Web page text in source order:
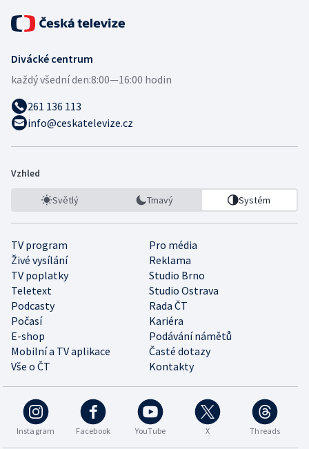
Divácké centrum
každý všední den:8:00—16:00 hodin
261 136 113
info@ceskatelevize.cz
Vzhled
Světlý Tmavý Systém
TV program
Pro média
Živé vysílání
Reklama
TV poplatky
Studio Brno
Teletext
Studio Ostrava
Podcasty
Rada ČT
Počasí
Kariéra
E-shop
Podávání námětů
Mobilní a TV aplikace
Časté dotazy
Vše o ČT
Kontakty
Instagram Facebook YouTube X Threads